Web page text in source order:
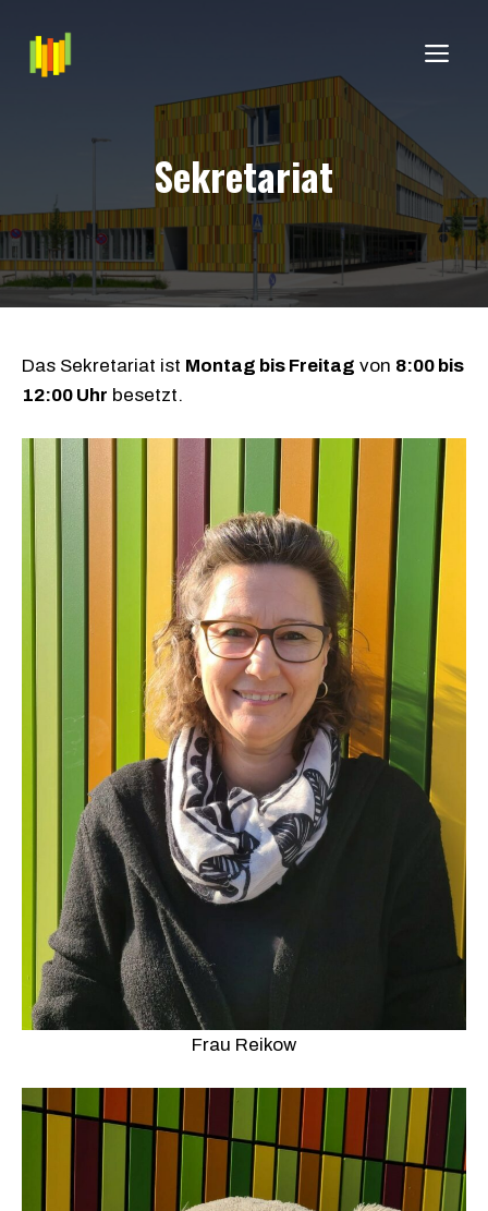
Inhalt
springen
Sekretariat
Das Sekretariat ist Montag bis Freitag von 8:00 bis
12:00 Uhr besetzt.
Frau Reikow